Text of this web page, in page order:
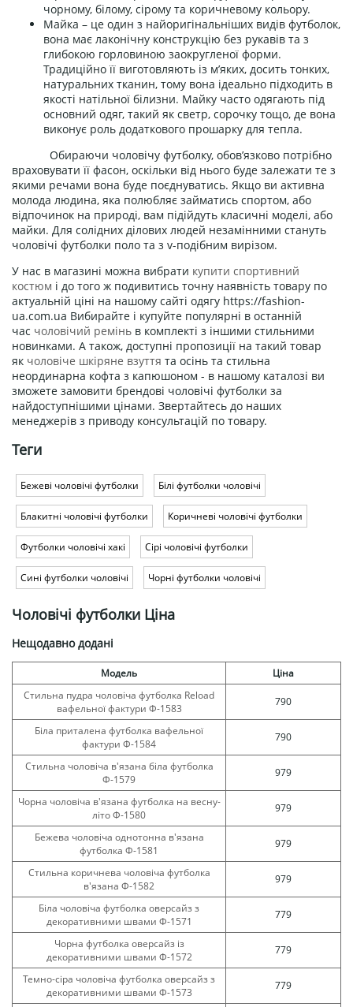
чорному, білому, сірому та коричневому кольору.
Майка – це один з найоригінальніших видів футболок,
вона має лаконічну конструкцію без рукавів та з
глибокою горловиною заокругленої форми.
Традиційно її виготовляють із м’яких, досить тонких,
натуральних тканин, тому вона ідеально підходить в
якості натільної білизни. Майку часто одягають під
основний одяг, такий як светр, сорочку тощо, де вона
виконує роль додаткового прошарку для тепла.
Обираючи чоловічу футболку, обов’язково потрібно
враховувати її фасон, оскільки від нього буде залежати те з
якими речами вона буде поєднуватись. Якщо ви активна
молода людина, яка полюбляє займатись спортом, або
відпочинок на природі, вам підійдуть класичні моделі, або
майки. Для солідних ділових людей незамінними стануть
чоловічі футболки поло та з v-подібним вирізом.
У нас в магазині можна вибрати купити спортивний
костюм і до того ж подивитись точну наявність товару по
актуальній ціні на нашому сайті одягу https://fashion-
ua.com.ua Вибирайте і купуйте популярні в останній
час чоловічий ремінь в комплекті з іншими стильними
новинками. А також, доступні пропозиції на такий товар
як чоловіче шкіряне взуття та осінь та стильна
неординарна кофта з капюшоном - в нашому каталозі ви
зможете замовити брендові чоловічі футболки за
найдоступнішими цінами. Звертайтесь до наших
менеджерів з приводу консультацій по товару.
Теги
Бежеві чоловічі футболки Білі футболки чоловічі
Блакитні чоловічі футболки Коричневі чоловічі футболки
Футболки чоловічі хакі Сірі чоловічі футболки
Сині футболки чоловічі Чорні футболки чоловічі
Чоловічі футболки Ціна
Нещодавно додані
Модель
Ціна
Стильна пудра чоловіча футболка Reload
вафельної фактури Ф-1583
790
Біла приталена футболка вафельної
фактури Ф-1584
790
Стильна чоловіча в'язана біла футболка
Ф-1579
979
Чорна чоловіча в'язана футболка на весну-
літо Ф-1580
979
Бежева чоловіча однотонна в'язана
футболка Ф-1581
979
Стильна коричнева чоловіча футболка
в'язана Ф-1582
979
Біла чоловіча футболка оверсайз з
декоративними швами Ф-1571
779
Чорна футболка оверсайз із
декоративними швами Ф-1572
779
Темно-сіра чоловіча футболка оверсайз з
декоративними швами Ф-1573
779